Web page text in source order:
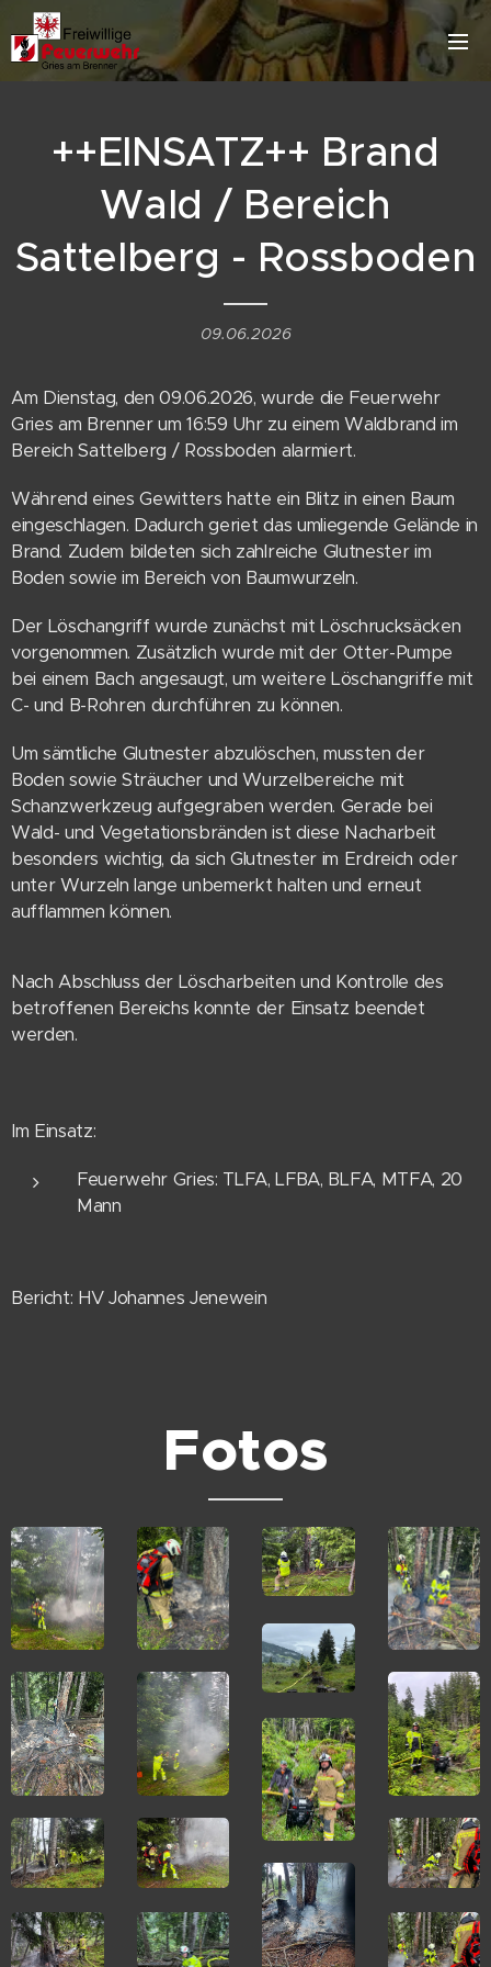
++EINSATZ++ Brand
Wald / Bereich
Sattelberg - Rossboden
09.06.2026
Am Dienstag, den 09.06.2026, wurde die Feuerwehr
Gries am Brenner um 16:59 Uhr zu einem Waldbrand im
Bereich Sattelberg / Rossboden alarmiert.
Während eines Gewitters hatte ein Blitz in einen Baum
eingeschlagen. Dadurch geriet das umliegende Gelände in
Brand. Zudem bildeten sich zahlreiche Glutnester im
Boden sowie im Bereich von Baumwurzeln.
Der Löschangriff wurde zunächst mit Löschrucksäcken
vorgenommen. Zusätzlich wurde mit der Otter-Pumpe
bei einem Bach angesaugt, um weitere Löschangriffe mit
C- und B-Rohren durchführen zu können.
Um sämtliche Glutnester abzulöschen, mussten der
Boden sowie Sträucher und Wurzelbereiche mit
Schanzwerkzeug aufgegraben werden. Gerade bei
Wald- und Vegetationsbränden ist diese Nacharbeit
besonders wichtig, da sich Glutnester im Erdreich oder
unter Wurzeln lange unbemerkt halten und erneut
aufflammen können.
Nach Abschluss der Löscharbeiten und Kontrolle des
betroffenen Bereichs konnte der Einsatz beendet
werden.
Im Einsatz:
Feuerwehr Gries: TLFA, LFBA, BLFA, MTFA, 20
Mann
Bericht: HV Johannes Jenewein
Fotos